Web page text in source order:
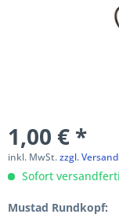
1,00 € *
inkl. MwSt.zzgl.
Sofort
Mustad Rundkopf: